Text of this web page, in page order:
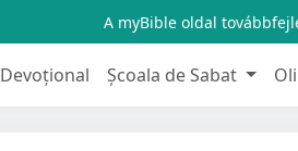
A myBible oldal
Devoțional Școala de Sabat